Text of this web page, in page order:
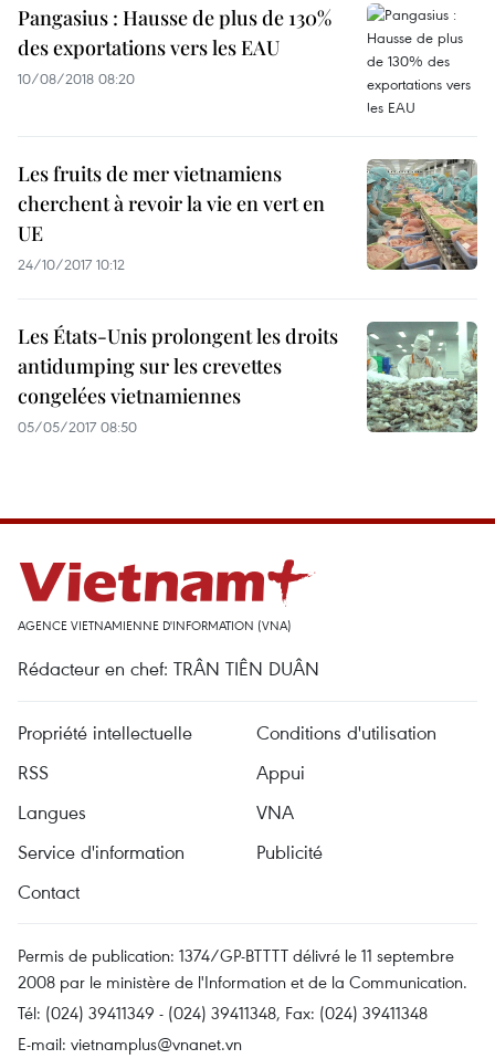
Pangasius : Hausse de plus de 130%
des exportations vers les EAU
10/08/2018 08:20
Les fruits de mer vietnamiens
cherchent à revoir la vie en vert en
UE
24/10/2017 10:12
Les États-Unis prolongent les droits
antidumping sur les crevettes
congelées vietnamiennes
05/05/2017 08:50
AGENCE VIETNAMIENNE D'INFORMATION (VNA)
Rédacteur en chef: TRÂN TIÊN DUÂN
Propriété intellectuelle
Conditions d'utilisation
RSS
Appui
Langues
VNA
Service d'information
Publicité
Contact
Permis de publication: 1374/GP-BTTTT délivré le 11 septembre
2008 par le ministère de l'Information et de la Communication.
Tél: (024) 39411349 - (024) 39411348, Fax: (024) 39411348
E-mail: vietnamplus@vnanet.vn